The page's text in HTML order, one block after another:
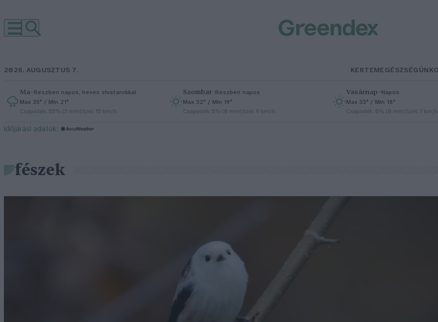
2026. AUGUSZTUS 7. KERTEMEGÉSZSÉGÜNK
Ma–Részben napos, heves zivatarokkal
Max 35° / Min 21°
Csapadék: 55% (3 mm)Szél: 15 km/h
Szombat–Részben napos
Max 32° / Min 19°
Csapadék: 5% (0 mm)Szél: 9 km/h
Vasárnap–Napos
Max 33° / Min 18°
Csapadék: 0% (0 mm)Szél: 7 km/h
időjárási adatok:
fészek